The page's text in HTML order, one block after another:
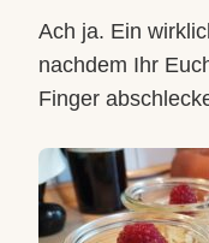
Ach ja. Ein
nachdem Ihr
Finger